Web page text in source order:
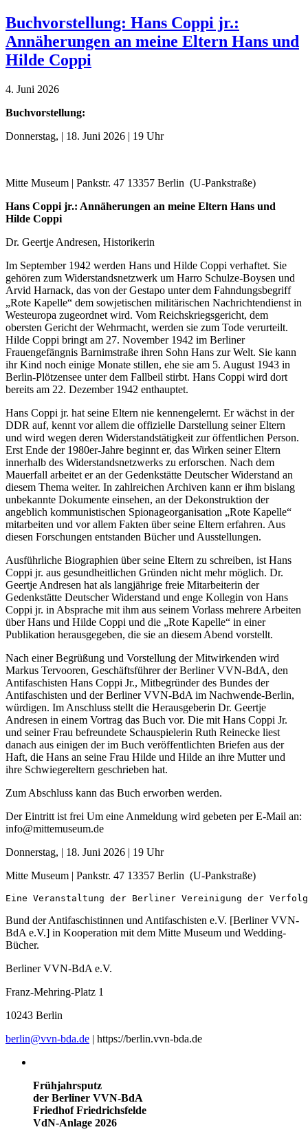
Buchvorstellung: Hans Coppi jr.:
Annäherungen an meine Eltern Hans und
Hilde Coppi
4. Juni 2026
Buchvorstellung:
Donnerstag, | 18. Juni 2026 | 19 Uhr
Mitte Museum | Pankstr. 47 13357 Berlin (U-Pankstraße)
Hans Coppi jr.: Annäherungen an meine Eltern Hans und
Hilde Coppi
Dr. Geertje Andresen, Historikerin
Im September 1942 werden Hans und Hilde Coppi verhaftet. Sie
gehören zum Widerstandsnetzwerk um Harro Schulze-Boysen und
Arvid Harnack, das von der Gestapo unter dem Fahndungsbegriff
„Rote Kapelle“ dem sowjetischen militärischen Nachrichtendienst in
Westeuropa zugeordnet wird. Vom Reichskriegsgericht, dem
obersten Gericht der Wehrmacht, werden sie zum Tode verurteilt.
Hilde Coppi bringt am 27. November 1942 im Berliner
Frauengefängnis Barnimstraße ihren Sohn Hans zur Welt. Sie kann
ihr Kind noch einige Monate stillen, ehe sie am 5. August 1943 in
Berlin-Plötzensee unter dem Fallbeil stirbt. Hans Coppi wird dort
bereits am 22. Dezember 1942 enthauptet.
Hans Coppi jr. hat seine Eltern nie kennengelernt. Er wächst in der
DDR auf, kennt vor allem die offizielle Darstellung seiner Eltern
und wird wegen deren Widerstandstätigkeit zur öffentlichen Person.
Erst Ende der 1980er-Jahre beginnt er, das Wirken seiner Eltern
innerhalb des Widerstandsnetzwerks zu erforschen. Nach dem
Mauerfall arbeitet er an der Gedenkstätte Deutscher Widerstand an
diesem Thema weiter. In zahlreichen Archiven kann er ihm bislang
unbekannte Dokumente einsehen, an der Dekonstruktion der
angeblich kommunistischen Spionageorganisation „Rote Kapelle“
mitarbeiten und vor allem Fakten über seine Eltern erfahren. Aus
diesen Forschungen entstanden Bücher und Ausstellungen.
Ausführliche Biographien über seine Eltern zu schreiben, ist Hans
Coppi jr. aus gesundheitlichen Gründen nicht mehr möglich. Dr.
Geertje Andresen hat als langjährige freie Mitarbeiterin der
Gedenkstätte Deutscher Widerstand und enge Kollegin von Hans
Coppi jr. in Absprache mit ihm aus seinem Vorlass mehrere Arbeiten
über Hans und Hilde Coppi und die „Rote Kapelle“ in einer
Publikation herausgegeben, die sie an diesem Abend vorstellt.
Nach einer Begrüßung und Vorstellung der Mitwirkenden wird
Markus Tervooren, Geschäftsführer der Berliner VVN-BdA, den
Antifaschisten Hans Coppi Jr., Mitbegründer des Bundes der
Antifaschisten und der Berliner VVN-BdA im Nachwende-Berlin,
würdigen. Im Anschluss stellt die Herausgeberin Dr. Geertje
Andresen in einem Vortrag das Buch vor. Die mit Hans Coppi Jr.
und seiner Frau befreundete Schauspielerin Ruth Reinecke liest
danach aus einigen der im Buch veröffentlichten Briefen aus der
Haft, die Hans an seine Frau Hilde und Hilde an ihre Mutter und
ihre Schwiegereltern geschrieben hat.
Zum Abschluss kann das Buch erworben werden.
Der Eintritt ist frei Um eine Anmeldung wird gebeten per E-Mail an:
info@mittemuseum.de
Donnerstag, | 18. Juni 2026 | 19 Uhr
Mitte Museum | Pankstr. 47 13357 Berlin (U-Pankstraße)
Eine Veranstaltung der Berliner Vereinigung der
Bund der Antifaschistinnen und Antifaschisten e.V. [Berliner VVN-
BdA e.V.] in Kooperation mit dem Mitte Museum und Wedding-
Bücher.
Berliner VVN-BdA e.V.
Franz-Mehring-Platz 1
10243 Berlin
berlin@vvn-bda.de | https://berlin.vvn-bda.de
Frühjahrsputz
der Berliner VVN-BdA
Friedhof Friedrichsfelde
VdN-Anlage 2026